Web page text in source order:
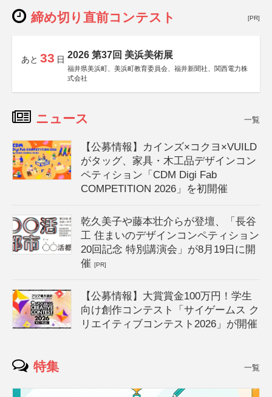
締め切り直前コンテスト [PR]
あと 33 日 2026 第37回 美浜美術展
福井県美浜町、美浜町教育委員会、福井新聞社、関西電力株
式会社
ニュース 一覧
【公募情報】カインズ×コクヨ×VUILD
がタッグ、家具・木工品デザインコン
ペティション「CDM Digi Fab
COMPETITION 2026」を初開催
乾久美子や藤本壮介らが登壇、「長谷
工 住まいのデザインコンペティション
20回記念 特別講演会」が8月19日に開
催[PR]
【公募情報】大賞賞金100万円！学生
向け創作コンテスト「サイゲームス ク
リエイティブコンテスト2026」が開催
特集 一覧